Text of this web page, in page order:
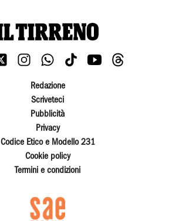
Redazione
Scriveteci
Pubblicità
Privacy
Codice Etico e Modello 231
Cookie policy
Termini e condizioni